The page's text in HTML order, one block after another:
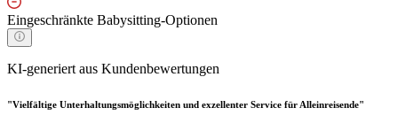
Eingeschränkte Babysitting-Optionen
KI-generiert aus Kundenbewertungen
"Vielfältige Unterhaltungsmöglichkeiten und exzellenter Service für Alleinreisende"